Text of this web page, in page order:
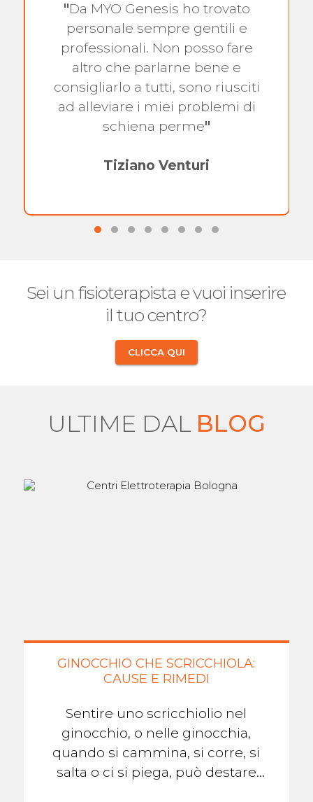
"Da MYO Genesis ho trovato
personale sempre gentili e
professionali. Non posso fare
altro che parlarne bene e
consigliarlo a tutti, sono riusciti
ad alleviare i miei problemi di
schiena perme"
Tiziano Venturi
Sei un fisioterapista e vuoi inserire
il tuo centro?
CLICCA QUI
ULTIME DAL BLOG
GINOCCHIO CHE SCRICCHIOLA:
CAUSE E RIMEDI
Sentire uno scricchiolio nel
ginocchio, o nelle ginocchia,
quando si cammina, si corre, si
salta o ci si piega, può destare